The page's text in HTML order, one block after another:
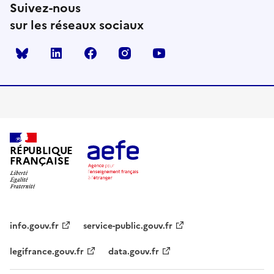
Suivez-nous
sur les réseaux sociaux
Bluesky linkedin facebook instagram
RÉPUBLIQUE
FRANÇAISE
info.gouv.fr
service-public.gouv.fr
legifrance.gouv.fr
data.gouv.fr